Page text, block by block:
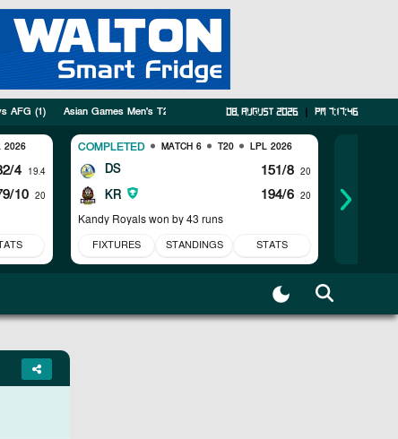
08, August 2026 | pm 7:17:47
AFG (1) Asian Games Men's T20I Tri Series(3) SWTS (1) PAK vs
2026
4 19.4
10 20
COMPLETED MATCH 6 T20 LPL 2026
DS 151/8 20
KR 194/6 20
Kandy Royals won by 43 runs
FIXTURES STANDINGS STATS